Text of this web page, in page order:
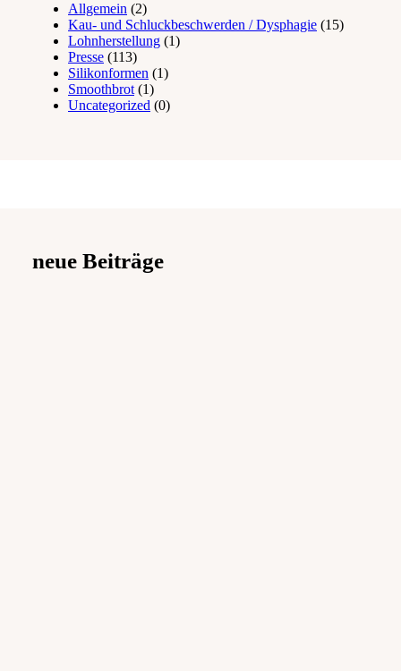
Allgemein (2)
Kau- und Schluckbeschwerden / Dysphagie (15)
Lohnherstellung (1)
Presse (113)
Silikonformen (1)
Smoothbrot (1)
Uncategorized (0)
neue Beiträge